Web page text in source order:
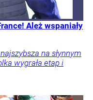
Ależ wspaniały
na słynnym
wygrała etap i